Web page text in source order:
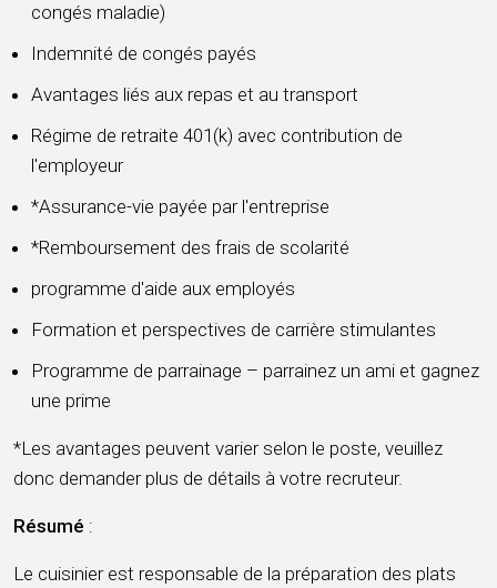
congés maladie)
Indemnité de congés payés
Avantages liés aux repas et au transport
Régime de retraite 401(k) avec contribution de
l'employeur
*Assurance-vie payée par l'entreprise
*Remboursement des frais de scolarité
programme d'aide aux employés
Formation et perspectives de carrière stimulantes
Programme de parrainage – parrainez un ami et gagnez
une prime
*Les avantages peuvent varier selon le poste, veuillez
donc demander plus de détails à votre recruteur.
Résumé :
Le cuisinier est responsable de la préparation des plats